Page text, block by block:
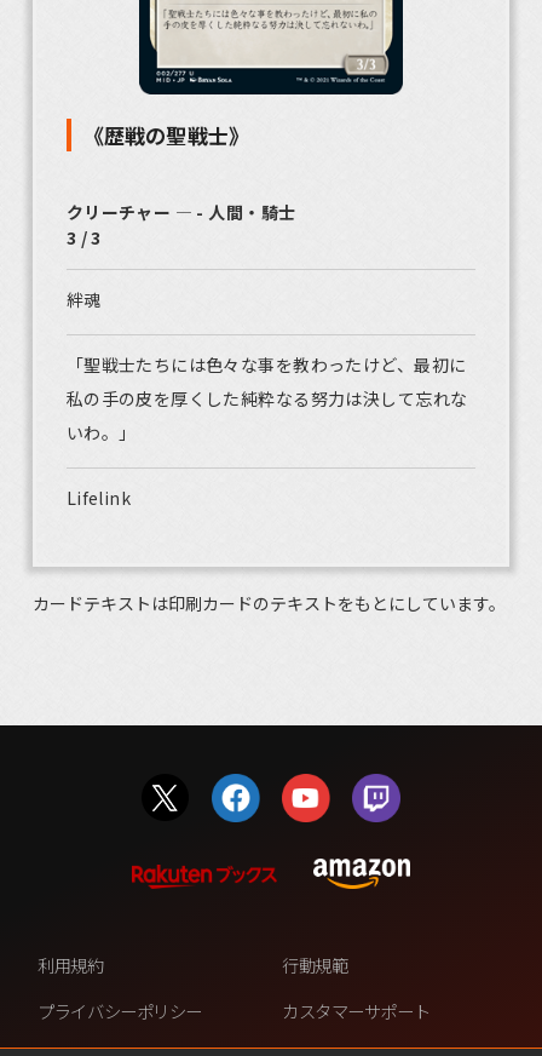
《歴戦の聖戦士》
クリーチャー ― - 人間・騎士
3 / 3
絆魂
「聖戦士たちには色々な事を教わったけど、最初に
私の手の皮を厚くした純粋なる努力は決して忘れな
いわ。」
Lifelink
カードテキストは印刷カードのテキストをもとにしています。
利用規約
行動規範
プライバシーポリシー
カスタマーサポート